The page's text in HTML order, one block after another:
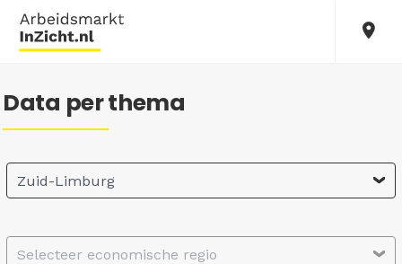
Data per thema
Zuid-Limburg
Selecteer economische regio